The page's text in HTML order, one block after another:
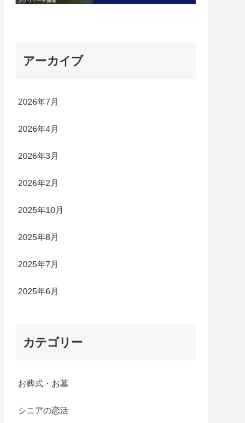
アーカイブ
2026年7月
2026年4月
2026年3月
2026年2月
2025年10月
2025年8月
2025年7月
2025年6月
カテゴリー
お葬式・お墓
シニアの恋活